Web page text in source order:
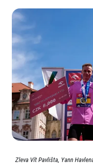
Zleva Vít Pavlišta, Yann